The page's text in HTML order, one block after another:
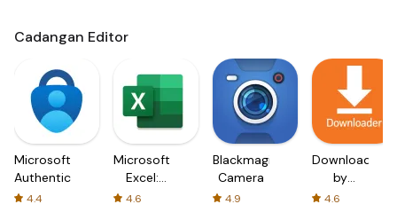
Cadangan Editor
Microsoft
Authenticator
4.4
Microsoft
Excel:
Spreadsheets
4.6
Blackmagic
Camera
4.9
Downloader
by
AFTVnews
4.6